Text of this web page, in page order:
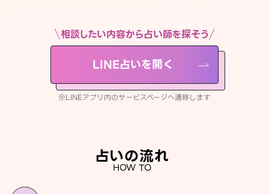
相談したい内容から占い師を探そう
LINE占いを開く
※LINEアプリ内のサービスページへ遷移します
占いの流れ
HOW TO